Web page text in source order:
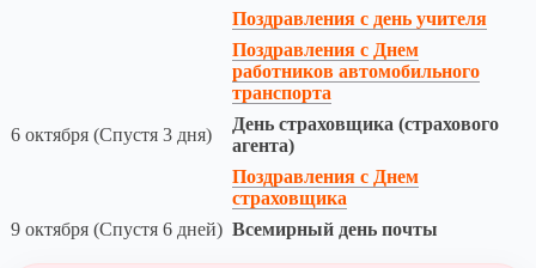
Поздравления с день учителя
Поздравления с Днем
работников автомобильного
транспорта
6 октября (Спустя 3 дня)
День страховщика (страхового
агента)
Поздравления с Днем
страховщика
9 октября (Спустя 6 дней) Всемирный день почты